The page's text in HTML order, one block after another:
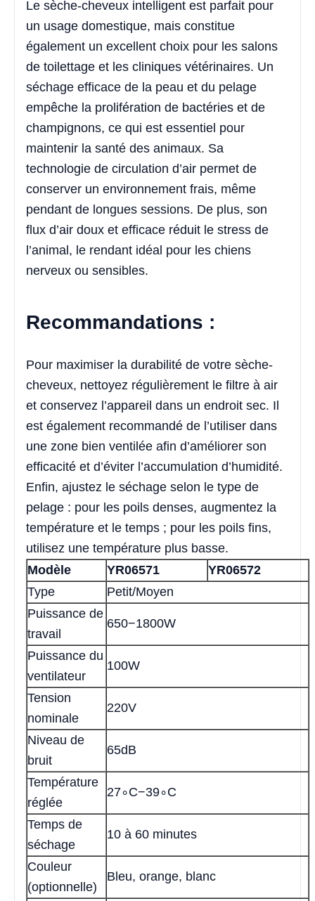
Le sèche-cheveux intelligent est parfait pour
un usage domestique, mais constitue
également un excellent choix pour les salons
de toilettage et les cliniques vétérinaires. Un
séchage efficace de la peau et du pelage
empêche la prolifération de bactéries et de
champignons, ce qui est essentiel pour
maintenir la santé des animaux. Sa
technologie de circulation d’air permet de
conserver un environnement frais, même
pendant de longues sessions. De plus, son
flux d’air doux et efficace réduit le stress de
l’animal, le rendant idéal pour les chiens
nerveux ou sensibles.
Recommandations :
Pour maximiser la durabilité de votre sèche-
cheveux, nettoyez régulièrement le filtre à air
et conservez l’appareil dans un endroit sec. Il
est également recommandé de l’utiliser dans
une zone bien ventilée afin d’améliorer son
efficacité et d’éviter l’accumulation d’humidité.
Enfin, ajustez le séchage selon le type de
pelage : pour les poils denses, augmentez la
température et le temps ; pour les poils fins,
utilisez une température plus basse.
Modèle
YR06571
YR06572
Type
Petit/Moyen
Puissance de
travail
650−1800W
Puissance du
ventilateur
100W
Tension
nominale
220V
Niveau de
bruit
65dB
Température
réglée
27∘C−39∘C
Temps de
séchage
10 à 60 minutes
Couleur
(optionnelle)
Bleu, orange, blanc